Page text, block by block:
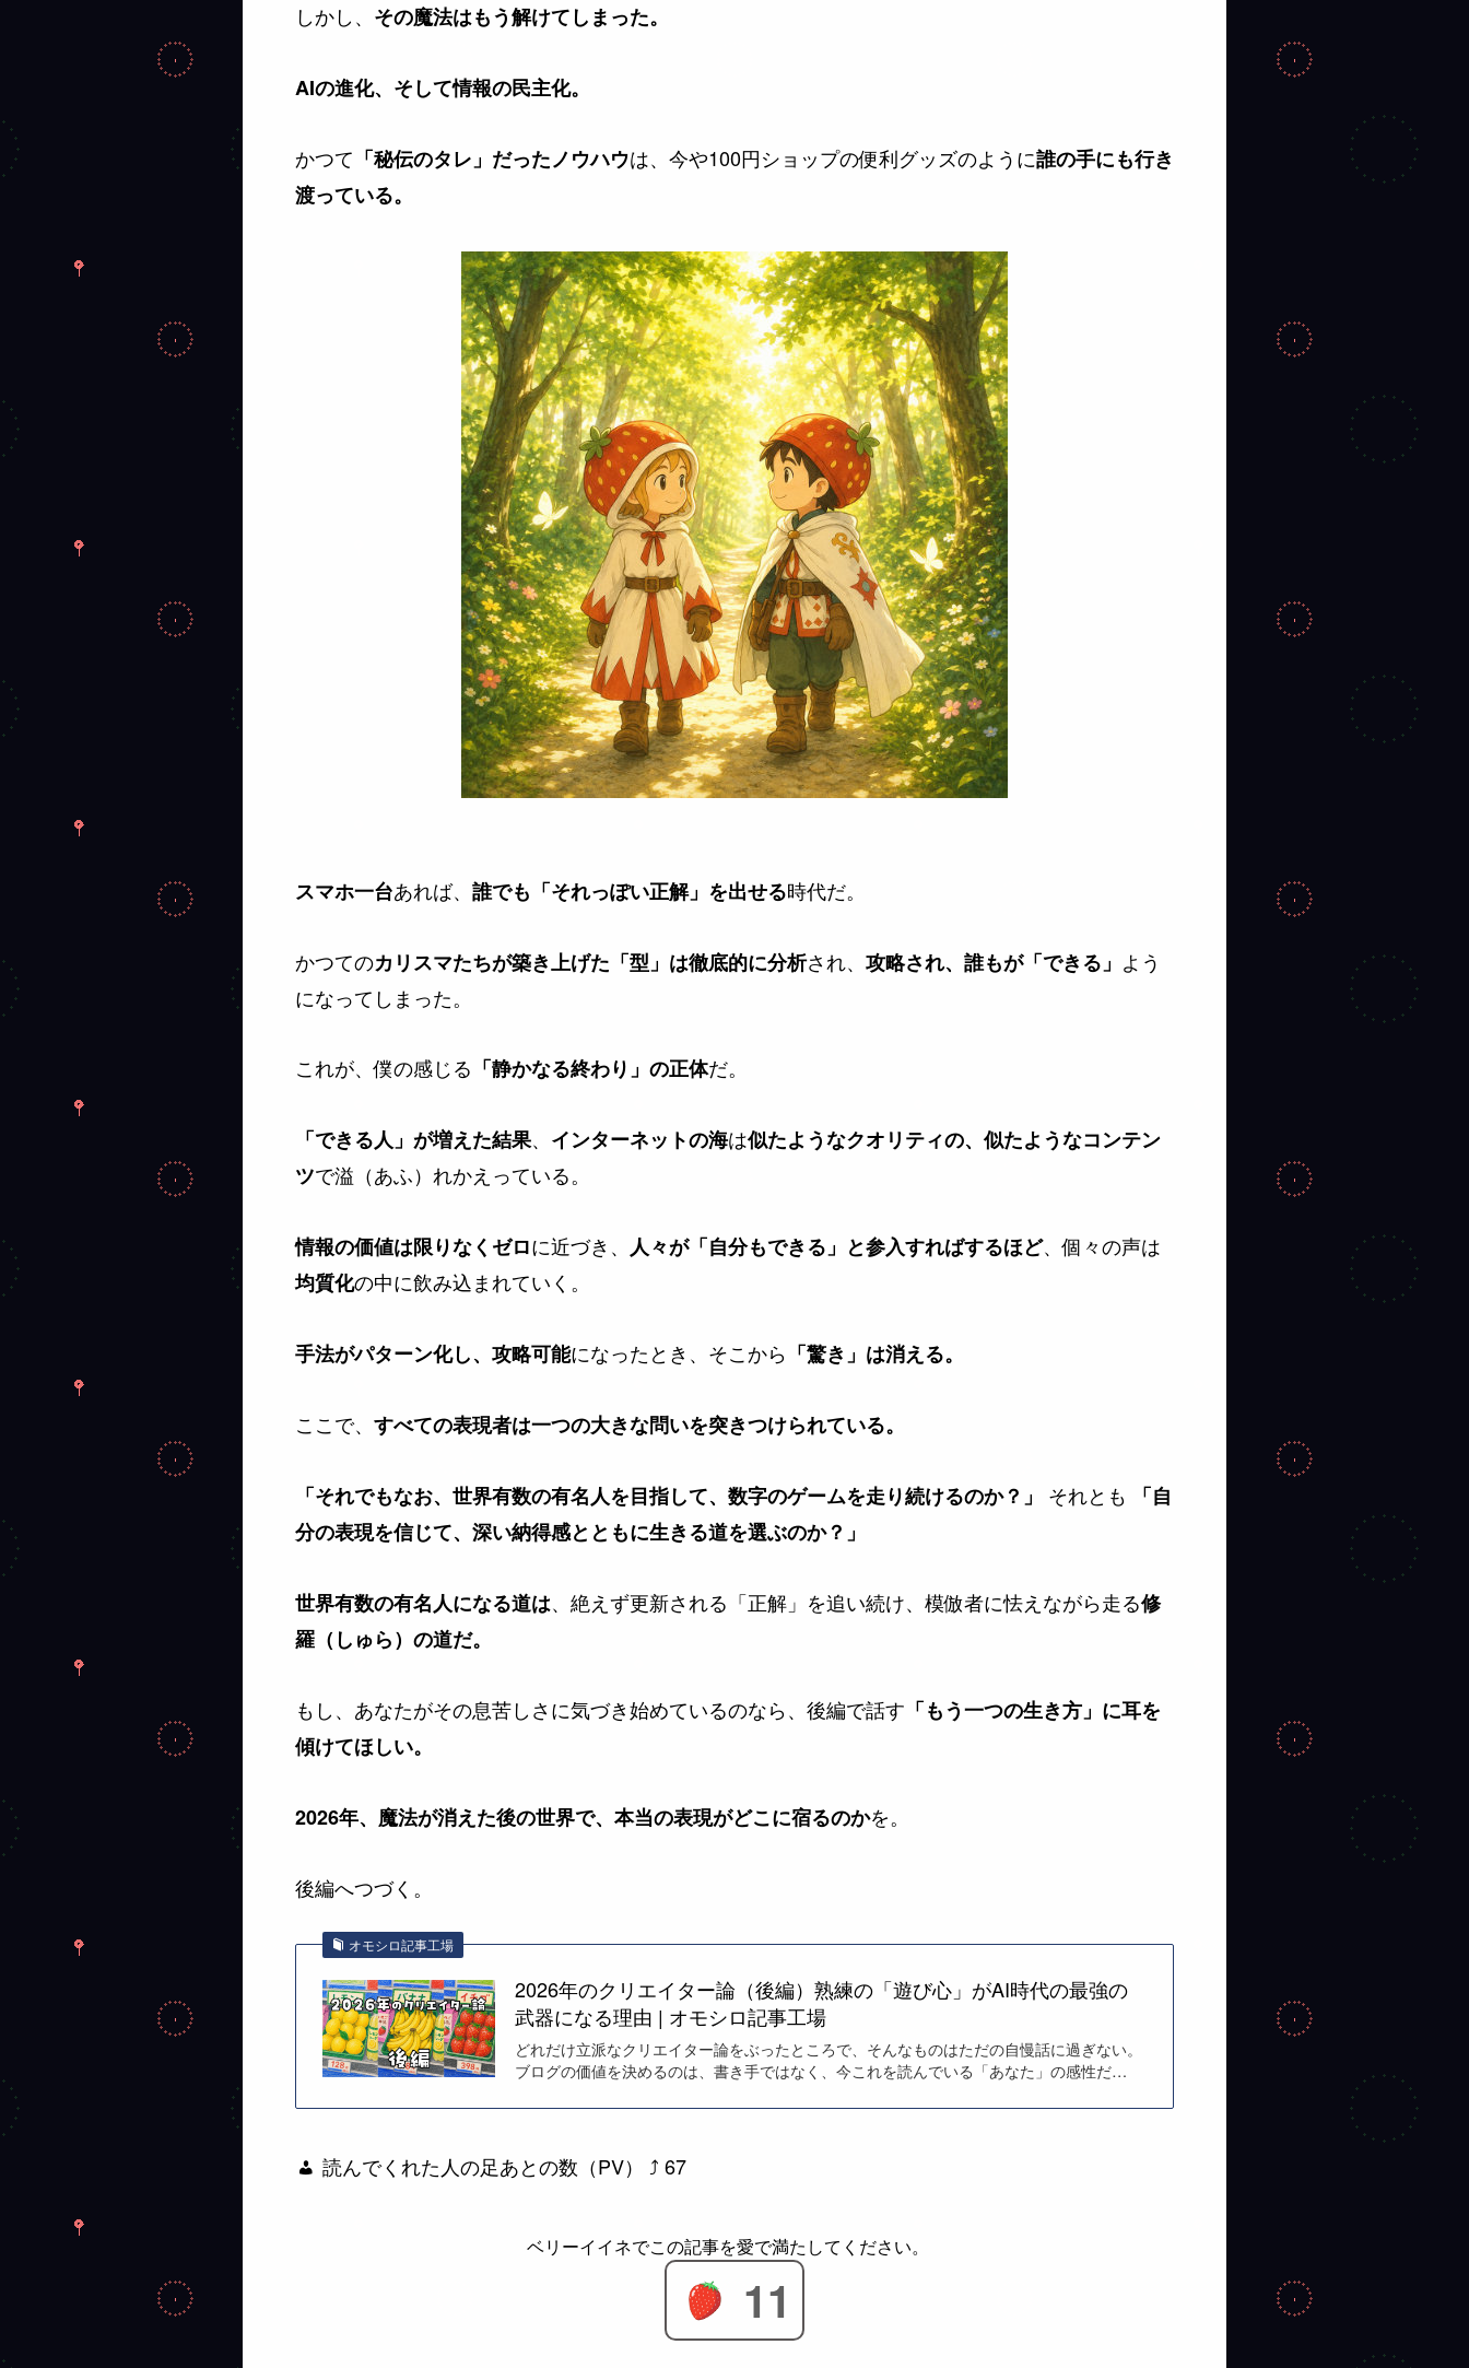
しかし、 その魔法はもう解けてしまった。
AIの進化、そして情報の民主化。
かつて 「秘伝のタレ」だったノウハウは、今や100円ショップの便利グッズのように誰の手にも行き
渡っている。
スマホ一台あれば、 誰でも「それっぽい正解」を出せる時代だ。
かつてのカリスマたちが築き上げた「型」は徹底的に分析され、 攻略され、誰もが「できる」 よう
になってしまった。
これが、僕の感じる 「静かなる終わり」の正体だ。
「できる人」が増えた結果、 インターネットの海は似たようなクオリティの、似たようなコンテン
ツで溢（あふ）れかえっている。
情報の価値は限りなくゼロに近づき、 人々が「自分もできる」と参入すればするほど、個々の声は
均質化の中に飲み込まれていく。
手法がパターン化し、攻略可能になったとき、そこから 「驚き」は消える。
ここで、 すべての表現者は一つの大きな問いを突きつけられている。
「それでもなお、世界有数の有名人を目指して、数字のゲームを走り続けるのか？」 それとも 「自
分の表現を信じて、深い納得感とともに生きる道を選ぶのか？」
世界有数の有名人になる道は、絶えず更新される「正解」を追い続け、模倣者に怯えながら走る修
羅（しゅら）の道だ。
もし、あなたがその息苦しさに気づき始めているのなら、後編で話す 「もう一つの生き方」に耳を
傾けてほしい。
2026年、魔法が消えた後の世界で、本当の表現がどこに宿るのかを。
後編へつづく。
オモシロ記事工場
2026年のクリエイター論（後編）熟練の「遊び心」がAI時代の最強の
武器になる理由 | オモシロ記事工場
どれだけ立派なクリエイター論をぶったところで、そんなものはただの自慢話に過ぎない。
ブログの価値を決めるのは、書き手ではなく、今これを読んでいる「あなた」の感性だ…
読んでくれた人の足あとの数（PV） ⤴ 67
11